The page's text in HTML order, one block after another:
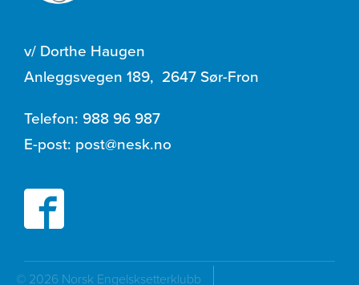
v/ Dorthe Haugen
Anleggsvegen 189, 2647 Sør-Fron
Telefon: 988 96 987
E-post: post@nesk.no
© 2026 Norsk Engelsksetterklubb